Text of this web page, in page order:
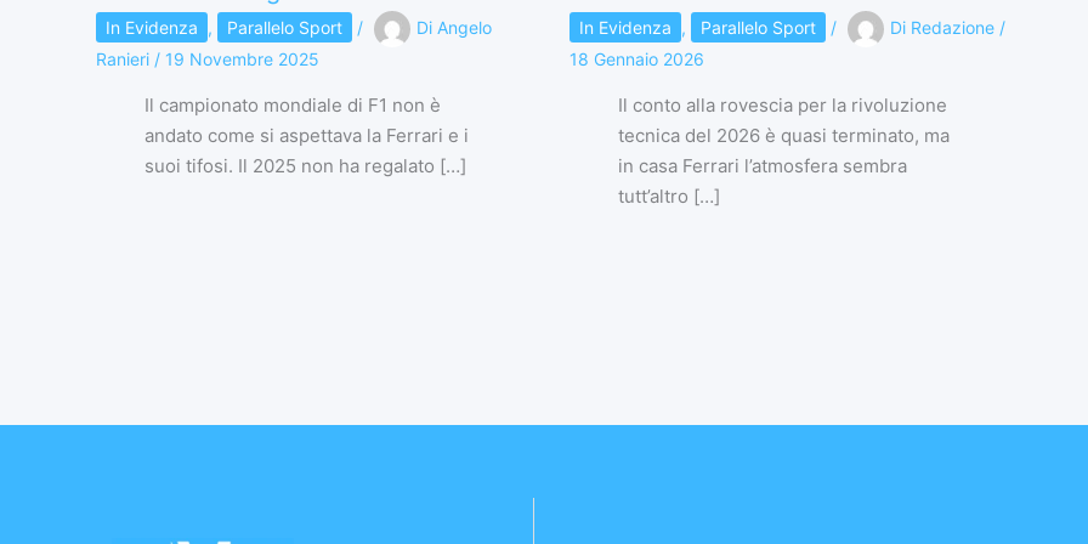
In Evidenza , Parallelo Sport / Di Angelo
Ranieri / 19 Novembre 2025
Il campionato mondiale di F1 non è
andato come si aspettava la Ferrari e i
suoi tifosi. Il 2025 non ha regalato […]
In Evidenza , Parallelo Sport / Di Redazione /
18 Gennaio 2026
Il conto alla rovescia per la rivoluzione
tecnica del 2026 è quasi terminato, ma
in casa Ferrari l’atmosfera sembra
tutt’altro […]